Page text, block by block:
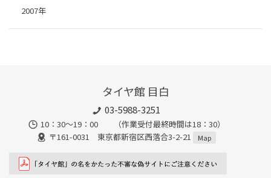
2007年
タイヤ館 目白
03-5988-3251
10：30～19：00 （作業受付最終時間は18：30）
〒161-0031 東京都新宿区西落合3-2-21
Map